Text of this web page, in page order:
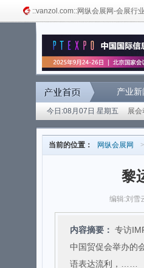
::vanzol.com::网纵会展网-会展行
产业新
今日:08月07日 星期五 展会
当前的位置： 网纵会展网 >
黎
编辑:刘雪
内容摘要： 专访
中国贸促会举办的
语表达流利，……